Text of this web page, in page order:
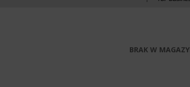
BRAK W